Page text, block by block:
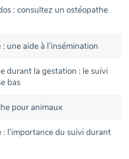
: consultez un ostéopathe
une aide à l’insémination
durant la gestation : le suivi
bas
pour animaux
l’importance du suivi durant